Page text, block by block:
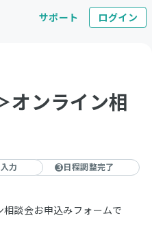
サポート ログイン
オンライン相
力 3 日程調整完了
談会お申込みフォームで